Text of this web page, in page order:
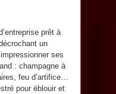
prêt à
un
ses
: champagne à
feu d’artifice…
pour éblouir et